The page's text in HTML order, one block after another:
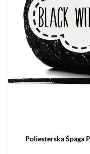
Poliesterska Špaga